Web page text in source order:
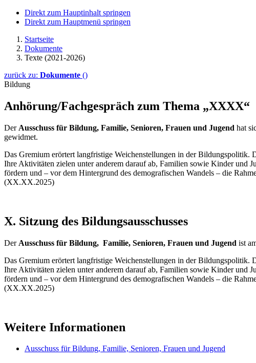
Direkt zum Hauptinhalt springen
Direkt zum Hauptmenü springen
Startseite
Dokumente
Texte (2021-2026)
zurück zu: Dokumente ()
Bildung
Anhörung/Fachgespräch zum Thema „XXXX“
Der Ausschuss für Bildung, Familie, Senioren, Frauen und Jugend hat
gewidmet.
Das Gremium erörtert langfristige Weichenstellungen in der Bildungspolitik.
Ihre Aktivitäten zielen unter anderem darauf ab, Familien sowie Kinder und
fördern und – vor dem Hintergrund des demografischen Wandels – die
(XX.XX.2025)
X. Sitzung des Bildungsausschusses
Der Ausschuss für Bildung, Familie, Senioren, Frauen und Jugend ist
Das Gremium erörtert langfristige Weichenstellungen in der Bildungspolitik.
Ihre Aktivitäten zielen unter anderem darauf ab, Familien sowie Kinder und
fördern und – vor dem Hintergrund des demografischen Wandels – die
(XX.XX.2025)
Weitere Informationen
Ausschuss für Bildung, Familie, Senioren, Frauen und Jugend